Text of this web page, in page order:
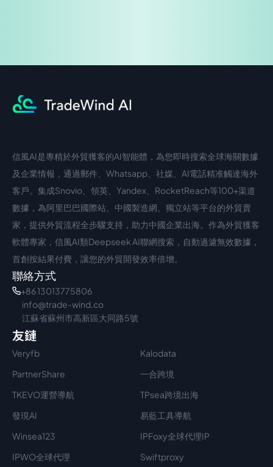
中文入口
信風AI是專精於外貿獲客的AI智能體，為您即時搜索全球海關數據
及企業情報，通過郵件、Whatsapp、社媒、AI電話精准觸達海外
客戶。集成Snovio、領英、Yandex、RocketReach等100+渠道
數據，為阿里巴巴國際站、中國製造網、獨立站等平台的外貿賣
家，提供外貿流程全步驟支持，助力中國企業出海。作為外貿獲客
軟體專家，信風AI類Deepseek AI聯網搜索，自動過濾無效數據，
首創按結果付費，讓您的外貿開發效率倍增。
聯絡方式
+86 13013775806
info@trade-wind.co
江蘇省蘇州市高新區大同路5號
友鏈
Veryfb
Kalodata
PartnerShare
一合跨境
TKEVO運營導航
TPsea跨境出海
發現AI
易藍工具導航
Winsea123
IPFoxy全球代理IP
IPWO全球代理
Swiftproxy